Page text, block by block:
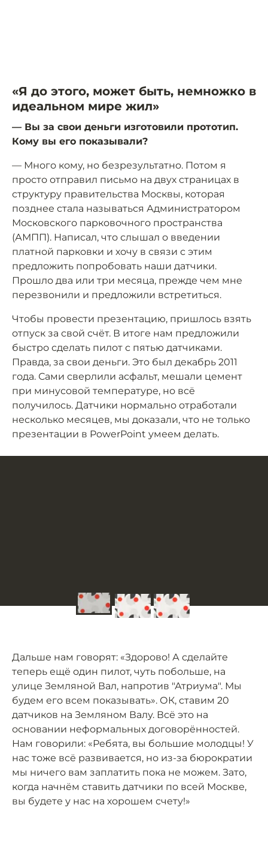
«Я до этого, может быть, немножко в
идеальном мире жил»
— Вы за свои деньги изготовили прототип.
Кому вы его показывали?
— Много кому, но безрезультатно. Потом я
просто отправил письмо на двух страницах в
структуру правительства Москвы, которая
позднее стала называться Администратором
Московского парковочного пространства
(АМПП). Написал, что слышал о введении
платной парковки и хочу в связи с этим
предложить попробовать наши датчики.
Прошло два или три месяца, прежде чем мне
перезвонили и предложили встретиться.
Чтобы провести презентацию, пришлось взять
отпуск за свой счёт. В итоге нам предложили
быстро сделать пилот с пятью датчиками.
Правда, за свои деньги. Это был декабрь 2011
года. Сами сверлили асфальт, мешали цемент
при минусовой температуре, но всё
получилось. Датчики нормально отработали
несколько месяцев, мы доказали, что не только
презентации в PowerPoint умеем делать.
Дальше нам говорят: «Здорово! А сделайте
теперь ещё один пилот, чуть побольше, на
улице Земляной Вал, напротив "Атриума". Мы
будем его всем показывать». ОК, ставим 20
датчиков на Земляном Валу. Всё это на
основании неформальных договорённостей.
Нам говорили: «Ребята, вы большие молодцы! У
нас тоже всё развивается, но из-за бюрократии
мы ничего вам заплатить пока не можем. Зато,
когда начнём ставить датчики по всей Москве,
вы будете у нас на хорошем счету!»